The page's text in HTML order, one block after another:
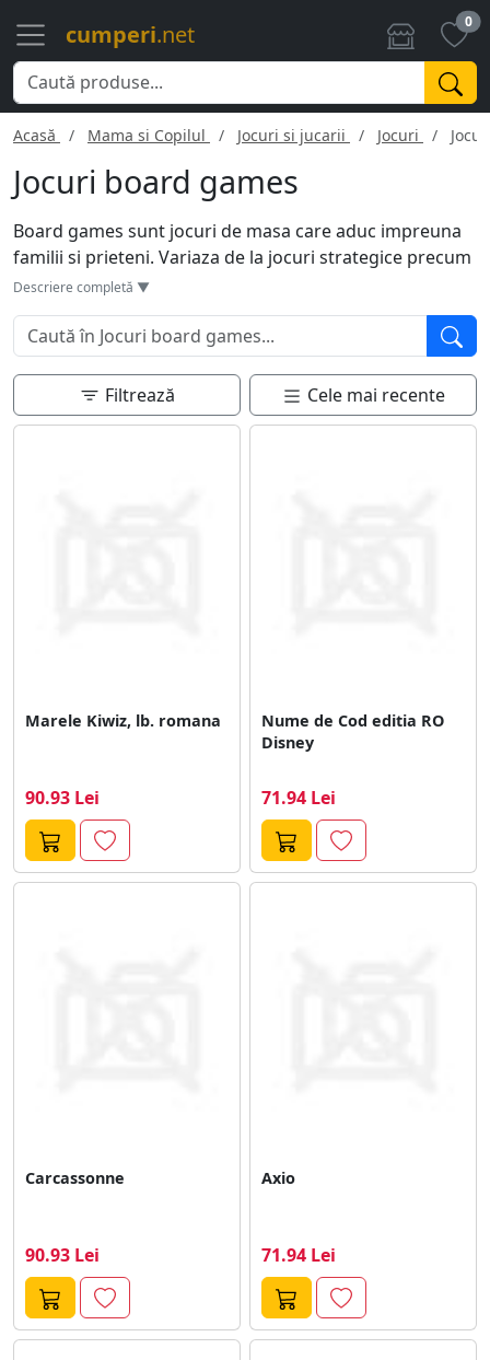
cumperi.net 0
Acasă Mama si Copilul Jocuri si jucarii Jocuri
Jocuri board games
Board games sunt jocuri de masa care aduc impreuna
familii si prieteni. Variaza de la jocuri strategice precum
Catan si Risk, pana la cele de divertisment ca Monopoly
sau Scrabble. In functie de joc, pot implica noroc,
strategie, negociere sau abilitati sociale. Ofera ore de
distractie si sunt un mod excelent de a lega relatii si de
a dezvolta abilitati cognitive si de comunicare. Ideale
pentru orice varsta.
Descriere completă ▼
Filtrează Cele mai recente
Marele Kiwiz, lb. romana
90.93 Lei
Nume de Cod editia RO
Disney
71.94 Lei
Carcassonne
90.93 Lei
Axio
71.94 Lei